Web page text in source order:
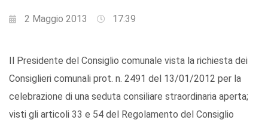
2 Maggio 2013 17:39
Il Presidente del Consiglio comunale vista la richiesta dei
Consiglieri comunali prot. n. 2491 del 13/01/2012 per la
celebrazione di una seduta consiliare straordinaria aperta;
visti gli articoli 33 e 54 del Regolamento del Consiglio